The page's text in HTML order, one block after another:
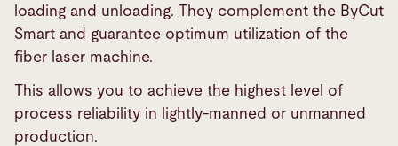
loading and unloading. They complement the ByCut
Smart and guarantee optimum utilization of the
fiber laser machine.
This allows you to achieve the highest level of
process reliability in lightly-manned or unmanned
production.